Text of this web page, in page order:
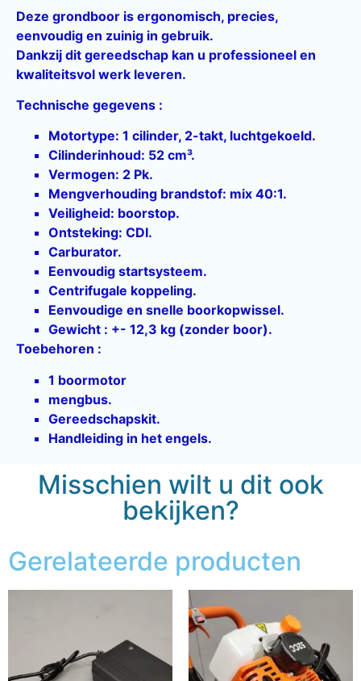
Deze grondboor is ergonomisch, precies,
eenvoudig en zuinig in gebruik.
Dankzij dit gereedschap kan u professioneel en
kwaliteitsvol werk leveren.
Technische gegevens :
Motortype: 1 cilinder, 2-takt, luchtgekoeld.
Cilinderinhoud: 52 cm³.
Vermogen: 2 Pk.
Mengverhouding brandstof: mix 40:1.
Veiligheid: boorstop.
Ontsteking: CDI.
Carburator.
Eenvoudig startsysteem.
Centrifugale koppeling.
Eenvoudige en snelle boorkopwissel.
Gewicht : +- 12,3 kg (zonder boor).
Toebehoren :
1 boormotor
mengbus.
Gereedschapskit.
Handleiding in het engels.
Misschien wilt u dit ook
bekijken?
Gerelateerde producten